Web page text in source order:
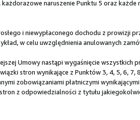
naruszenie Punktu 5 oraz
i niewypłaconego dochodu z prowizji
w celu uwzględnienia anulowanych
Umowy nastąpi wygaśnięcie wszystkich
stron wynikające z Punktów 3, 4, 5, 6,
zobowiązaniami płatniczymi
z odpowiedzialności z tytułu